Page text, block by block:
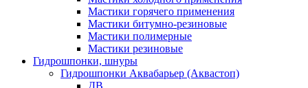
Мастики горячего применения
Мастики битумно-резиновые
Мастики полимерные
Мастики резиновые
Гидрошпонки, шнуры
Гидрошпонки Аквабарьер (Аквастоп)
ДВ